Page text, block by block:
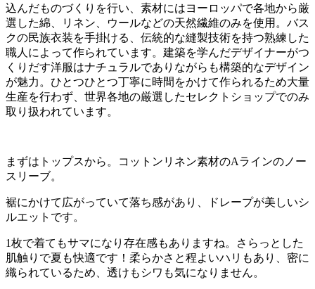
込んだものづくりを行い、素材にはヨーロッパで各地から厳
選した綿、リネン、ウールなどの天然繊維のみを使用。バス
クの民族衣装を手掛ける、伝統的な縫製技術を持つ熟練した
職人によって作られています。建築を学んだデザイナーがつ
くりだす洋服はナチュラルでありながらも構築的なデザイン
が魅力。ひとつひとつ丁寧に時間をかけて作られるため大量
生産を行わず、世界各地の厳選したセレクトショップでのみ
取り扱われています。
まずはトップスから。コットンリネン素材のAラインのノー
スリーブ。
裾にかけて広がっていて落ち感があり、ドレープが美しいシ
ルエットです。
1枚で着てもサマになり存在感もありますね。さらっとした
肌触りで夏も快適です！柔らかさと程よいハリもあり、密に
織られているため、透けもシワも気になりません。